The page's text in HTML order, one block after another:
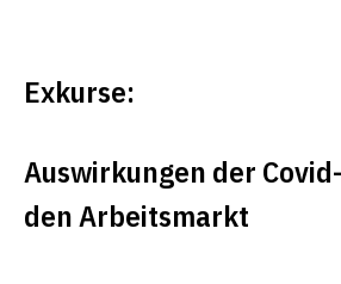
Exkurse:
Auswirkungen der
den Arbeitsmarkt